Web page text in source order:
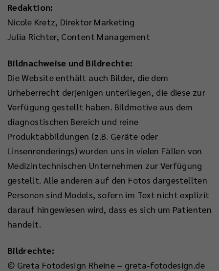
Redaktion:
Nicole Kretz, Direktor Marketing
Julia Richter, Content Management
Bildnachweise und Bildrechte:
Die Website enthält auch Bilder, die dem
Urheberrecht derjenigen unterliegen, die diese zur
Verfügung gestellt haben. Bildmotive aus dem
diagnostischen Bereich und reine
Produktabbildungen (z.B. Geräte oder
Linsenrenderings) wurden uns in vielen Fällen von
Medizintechnischen Unternehmen zur Verfügung
gestellt. Alle anderen auf den Fotos dargestellten
Personen sind Models, sofern im Text nicht explizit
darauf hingewiesen wird, dass es sich um Patienten
handelt.
Bildrechte:
© Greta Fotodesign Rheine – greta-fotodesign.de